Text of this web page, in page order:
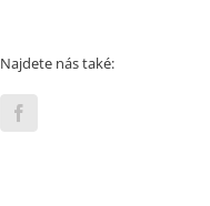
Najdete nás také: